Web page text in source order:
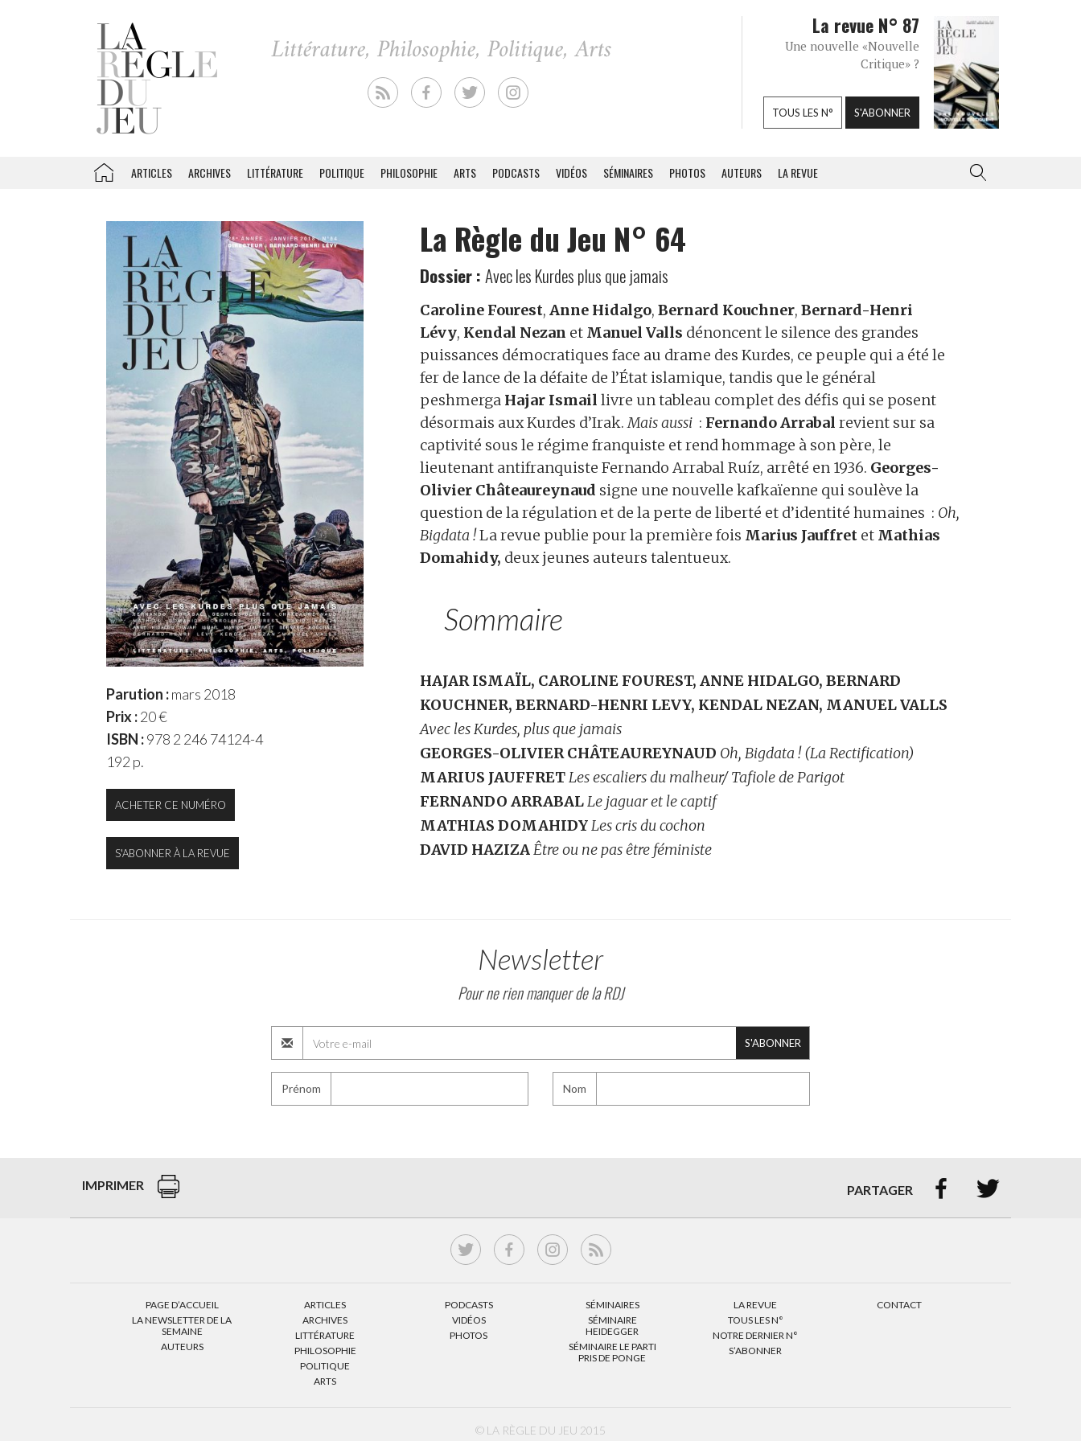
La revue N° 87
Une nouvelle «Nouvelle
Critique» ?
TOUS LES N° S'ABONNER
ARTICLES ARCHIVES LITTÉRATURE POLITIQUE PHILOSOPHIE ARTS PODCASTS VIDÉOS SÉMINAIRES PHOTOS AUTEURS LA REVUE
Parution :mars 2018
Prix :20 €
ISBN :978 2 246 74124-4
192 p.
ACHETER CE NUMÉRO
S'ABONNER À LA REVUE
La Règle du Jeu N° 64
Dossier :Avec les Kurdes plus que jamais
Caroline Fourest, Anne Hidalgo, Bernard Kouchner, Bernard-Henri
Lévy, Kendal Nezan et Manuel Valls dénoncent le silence des grandes
puissances démocratiques face au drame des Kurdes, ce peuple qui a été le
fer de lance de la défaite de l’État islamique, tandis que le général
peshmerga Hajar Ismail livre un tableau complet des défis qui se posent
désormais aux Kurdes d’Irak.Mais aussi : Fernando Arrabal revient sur sa
captivité sous le régime franquiste et rend hommage à son père, le
lieutenant antifranquiste Fernando Arrabal Ruíz, arrêté en 1936. Georges-
Olivier Châteaureynaud signe une nouvelle kafkaïenne qui soulève la
question de la régulation et de la perte de liberté et d’identité humaines : Oh,
Bigdata !La revue publie pour la première fois Marius Jauffret et Mathias
Domahidy, deux jeunes auteurs talentueux.
Sommaire
HAJAR ISMAÏL, CAROLINE FOUREST, ANNE HIDALGO, BERNARD
KOUCHNER, BERNARD-HENRI LEVY, KENDAL NEZAN, MANUEL VALLS
Avec les Kurdes, plus que jamais
GEORGES-OLIVIER CHÂTEAUREYNAUD Oh, Bigdata ! (La Rectification)
MARIUS JAUFFRETLes escaliers du malheur/ Tafiole de Parigot
FERNANDO ARRABALLe jaguar et le captif
MATHIAS DOMAHIDYLes cris du cochon
DAVID HAZIZAÊtre ou ne pas être féministe
Newsletter
Pour ne rien manquer de la RDJ
S'ABONNER
Prénom Nom
IMPRIMER PARTAGER  
PAGE D’ACCUEIL
LA NEWSLETTER DE LA
SEMAINE
AUTEURS
ARTICLES
ARCHIVES
LITTÉRATURE
PHILOSOPHIE
POLITIQUE
ARTS
PODCASTS
VIDÉOS
PHOTOS
SÉMINAIRES
SÉMINAIRE
HEIDEGGER
SÉMINAIRE LE PARTI
PRIS DE PONGE
LA REVUE
TOUS LES N°
NOTRE DERNIER N°
S’ABONNER
CONTACT
© LA RÈGLE DU JEU 2015